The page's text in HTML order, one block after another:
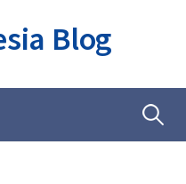
Blog
Ricerca